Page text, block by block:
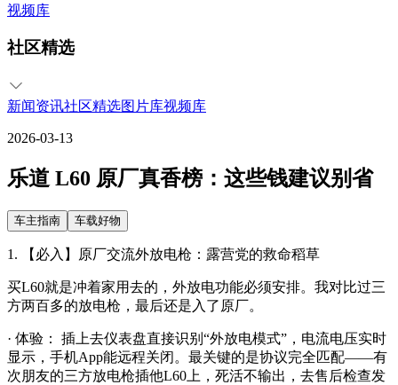
视频库
社区精选
新闻资讯社区精选图片库视频库
2026-03-13
乐道 L60 原厂真香榜：这些钱建议别省
车主指南 车载好物
1. 【必入】原厂交流外放电枪：露营党的救命稻草
买L60就是冲着家用去的，外放电功能必须安排。我对比过三
方两百多的放电枪，最后还是入了原厂。
· 体验： 插上去仪表盘直接识别“外放电模式”，电流电压实时
显示，手机App能远程关闭。最关键的是协议完全匹配——有
次朋友的三方放电枪插他L60上，死活不输出，去售后检查发